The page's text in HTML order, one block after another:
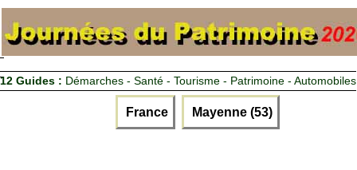
12 Guides : Démarches - Santé - Tourisme - Patrimoine - Automobiles
France Mayenne (53)